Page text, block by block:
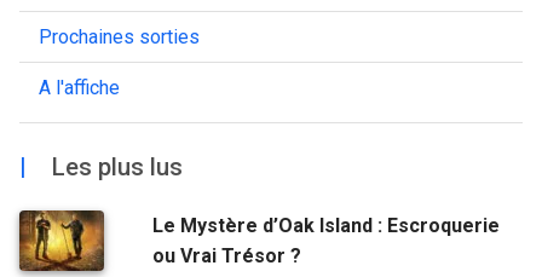
Prochaines sorties
A l'affiche
| Les plus lus
Le Mystère d’Oak Island : Escroquerie
ou Vrai Trésor ?